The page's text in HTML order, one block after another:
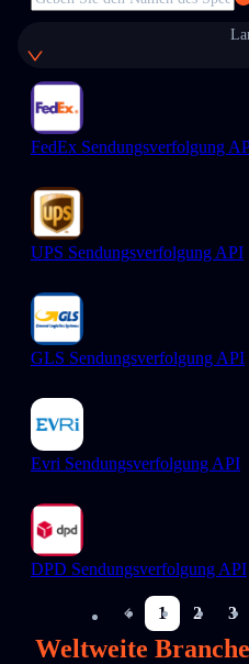
FedEx Sendungsverfolgung
UPS Sendungsverfolgung API
GLS Sendungsverfolgung API
Evri Sendungsverfolgung API
DPD Sendungsverfolgung API
1 2 3
Weltweite